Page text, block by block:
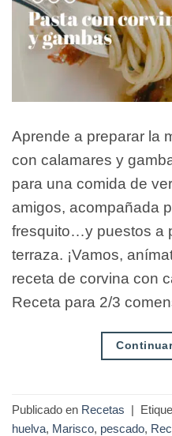
Aprende a preparar la
con calamares y
para una comida de
amigos, acompañada
fresquito…y puestos a
terraza. ¡Vamos,
receta de corvina con
Receta para 2/3
Publicado en Recetas |
huelva, Marisco, pescado,